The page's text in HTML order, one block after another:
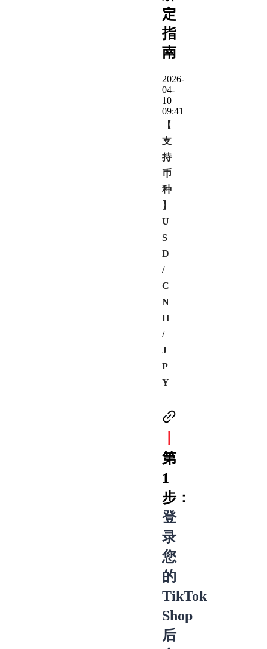
定
指
南
2026-
04-
10
09:41
【
支
持
币
种
】
U
S
D
/
C
N
H
/
J
P
Y
第
1
步：
登
录
您
的
TikTok
Shop
后